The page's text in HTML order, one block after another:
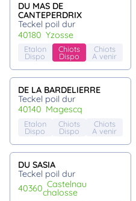
DU MAS DE
CANTEPERDRIX
Teckel poil dur
40180
yzosse
Etalon
Dispo
Chiots
Dispo
Chiots
A venir
DE LA BARDELIERRE
Teckel poil dur
40140
magescq
Etalon
Dispo
Chiots
Dispo
Chiots
A venir
DU SASIA
Teckel poil dur
40360 castelnau
chalosse